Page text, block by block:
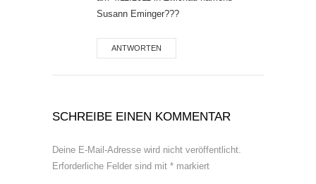
Susann Eminger???
ANTWORTEN
SCHREIBE EINEN KOMMENTAR
Deine E-Mail-Adresse wird nicht veröffentlicht.
Erforderliche Felder sind mit * markiert